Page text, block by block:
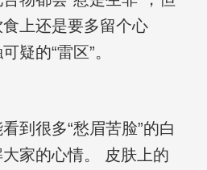
上还是要多留个心
疑的“雷区”。
到很多“愁眉苦脸”的白
家的心情。 皮肤上的